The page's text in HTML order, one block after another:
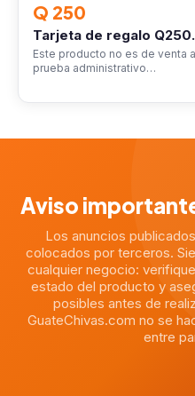
Q 250
Tarjeta de regalo
Este producto no es de venta
prueba administrativo…
Aviso
Los anuncios
colocados por terceros.
cualquier negocio:
estado del producto y
posibles antes de
GuateChivas.com no se
entre